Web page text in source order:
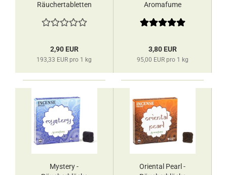
Räuchertabletten
2,90 EUR
193,33 EUR pro 1 kg
Aromafume
3,80 EUR
95,00 EUR pro 1 kg
Mystery -
Oriental Pearl -